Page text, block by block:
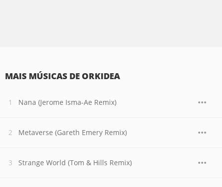
MAIS MÚSICAS DE ORKIDEA
Nana (Jerome Isma-Ae Remix)
Metaverse (Gareth Emery Remix)
Strange World (Tom & Hills Remix)